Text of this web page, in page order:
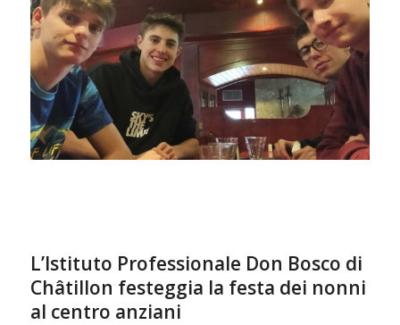
L’Istituto Professionale Don Bosco di
Châtillon festeggia la festa dei nonni
al centro anziani